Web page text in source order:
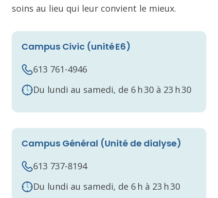
soins au lieu qui leur convient le mieux.
Campus Civic (unité E6)
613 761-4946
Du lundi au samedi, de 6 h 30 à 23 h 30
Campus Général (Unité de dialyse)
613 737-8194
Du lundi au samedi, de 6 h à 23 h 30